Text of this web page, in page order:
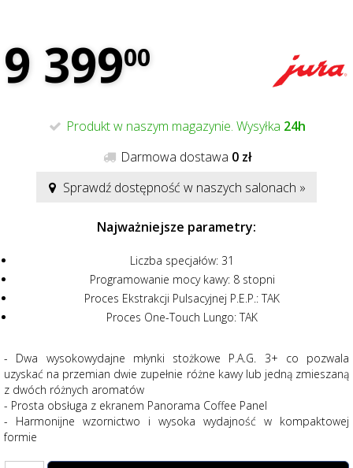
9 39900
Produkt w naszym magazynie. Wysyłka 24h
Darmowa dostawa 0 zł
Sprawdź dostępność w naszych salonach »
Najważniejsze parametry:
Liczba specjałów: 31
Programowanie mocy kawy: 8 stopni
Proces Ekstrakcji Pulsacyjnej P.E.P.:TAK
Proces One-Touch Lungo:TAK
- Dwa wysokowydajne młynki stożkowe P.A.G. 3+ co pozwala
uzyskać na przemian dwie zupełnie różne kawy lub jedną zmieszaną
z dwóch różnych aromatów
- Prosta obsługa z ekranem Panorama Coffee Panel
- Harmonijne wzornictwo i wysoka wydajność w kompaktowej
formie